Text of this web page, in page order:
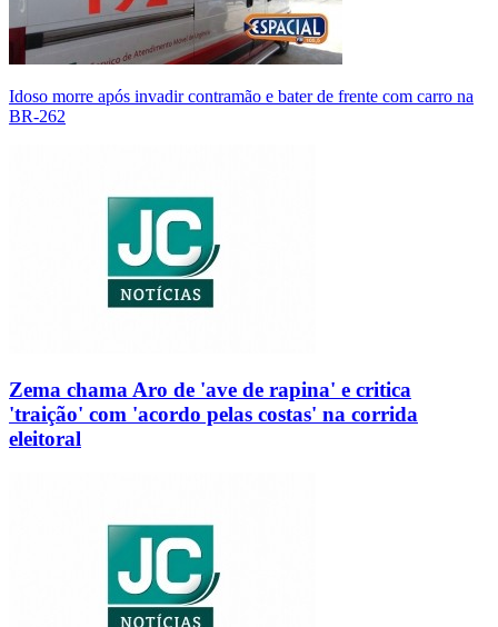
Idoso morre após invadir contramão e bater de frente com carro na
BR-262
Zema chama Aro de 'ave de rapina' e critica
'traição' com 'acordo pelas costas' na corrida
eleitoral